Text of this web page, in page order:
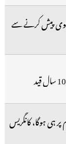
دعوی پیش کرنے سے
ہی ہوگا، کانگریس